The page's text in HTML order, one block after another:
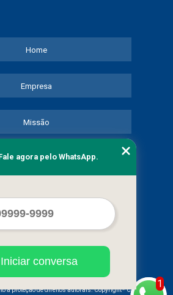
Home
Empresa
Missão
Serviços
Mapa do site
à proteção de direitos autorais. Copyright COMERCIAL
1
agora pelo WhatsApp.
Iniciar conversa